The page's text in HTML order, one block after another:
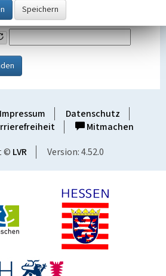
Sie unten das Rechenergebnis aus der
Impressum
Datenschutz
Mitmachen
© LVR Version: 4.52.0